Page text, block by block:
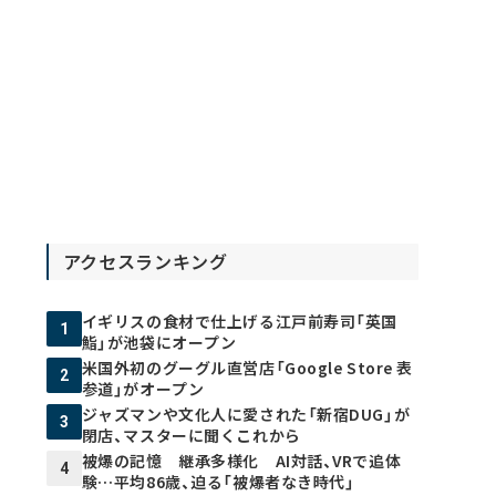
アクセスランキング
1
イギリスの食材で仕上げる江戸前寿司「英国
鮨」が池袋にオープン
2
米国外初のグーグル直営店「Google Store 表
参道」がオープン
3
ジャズマンや文化人に愛された「新宿DUG」が
閉店、マスターに聞くこれから
4
被爆の記憶 継承多様化 AI対話、VRで追体
験…平均86歳、迫る「被爆者なき時代」